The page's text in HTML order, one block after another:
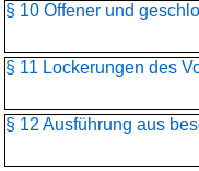
§ 10 Offener und
§ 11 Lockerungen des
§ 12 Ausführung aus